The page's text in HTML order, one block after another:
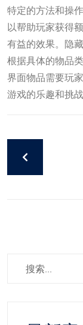
特定的方法和操
以帮助玩家获得
有益的效果。隐
根据具体的物品
界面物品需要玩
游戏的乐趣和挑战